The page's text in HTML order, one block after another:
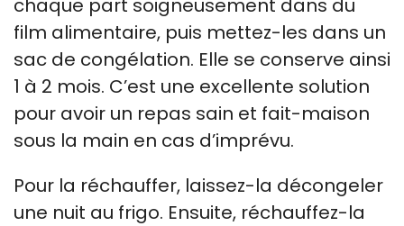
chaque part soigneusement dans du
film alimentaire, puis mettez-les dans un
sac de congélation. Elle se conserve ainsi
1 à 2 mois. C’est une excellente solution
pour avoir un repas sain et fait-maison
sous la main en cas d’imprévu.
Pour la réchauffer, laissez-la décongeler
une nuit au frigo. Ensuite, réchauffez-la